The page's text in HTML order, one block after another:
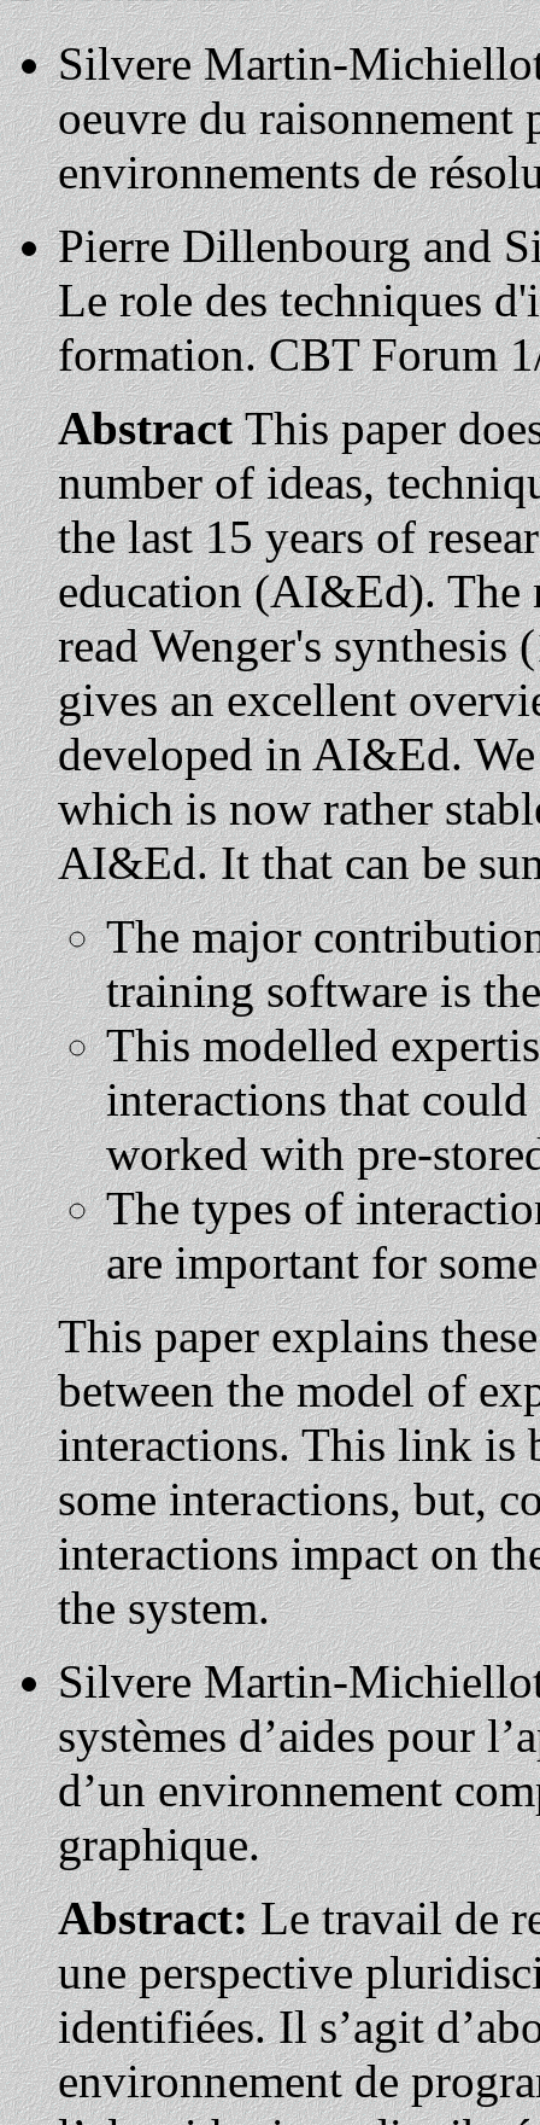
Silvere Martin-
oeuvre du raisonnement
environnements de
Pierre Dillenbourg and
Le role des techniques
formation. CBT Forum
AbstractThis paper
number of ideas,
the last 15 years of
education (AI&Ed). The
read Wenger's
gives an excellent
developed in AI&Ed.
which is now rather
AI&Ed. It that can be
The major
training software is
This modelled
interactions that
worked with pre-
The types of
are important for
This paper explains
between the model of
interactions. This link is
some interactions, but,
interactions impact on
the system.
Silvere Martin-
systèmes d’aides pour
d’un environnement
graphique.
Abstract:Le travail de
une perspective
identifiées. Il s’agit
environnement de